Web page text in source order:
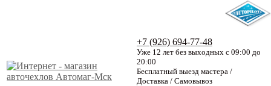
+7 (926) 694-77-48
Уже 12 лет без выходных с 09:00 до
20:00
Бесплатный выезд мастера /
Доставка / Самовывоз